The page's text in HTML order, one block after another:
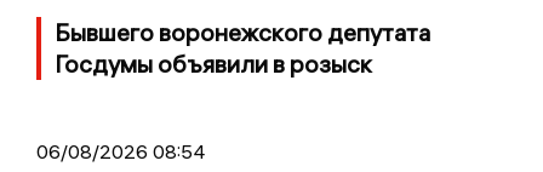
Бывшего воронежского депутата
Госдумы объявили в розыск
06/08/2026 08:54